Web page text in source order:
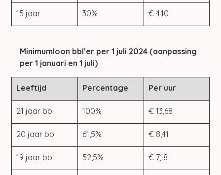
15 jaar 30% € 4,10
Minimumloon bbl’er per 1 juli 2024 (aanpassing
per 1 januari en 1 juli)
Leeftijd Percentage Per uur
21 jaar bbl 100% € 13,68
20 jaar bbl 61,5% € 8,41
19 jaar bbl 52,5% € 7,18